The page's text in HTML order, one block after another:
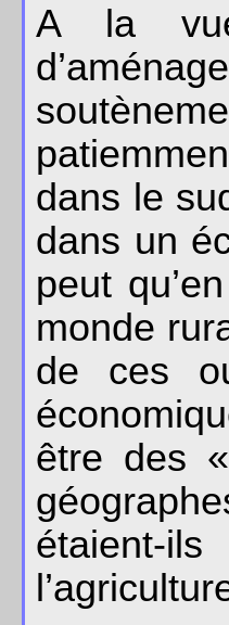
A la
dans le
dans un
peut
monde
de ces
être des
étaient-